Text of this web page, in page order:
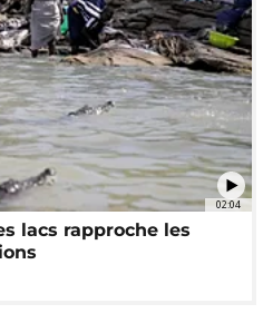
02:04
lacs rapproche les